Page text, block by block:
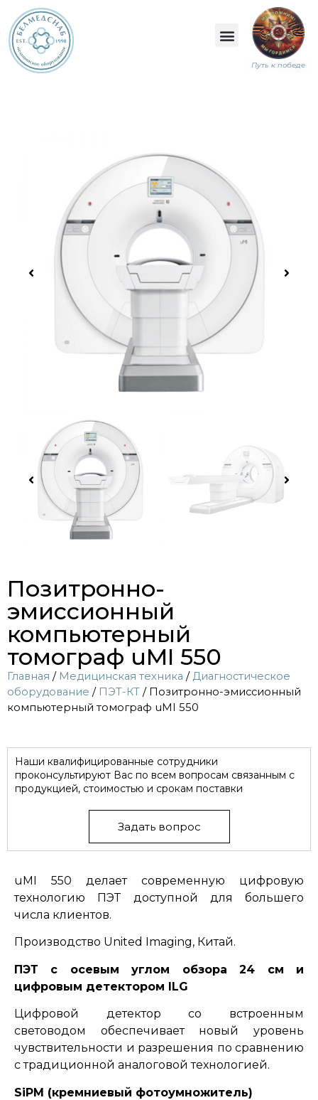
Путь к победе
Позитронно-
эмиссионный
компьютерный
томограф uMI 550
Главная / Медицинская техника / Диагностическое
оборудование / ПЭТ-КТ / Позитронно-эмиссионный
компьютерный томограф uMI 550
Наши квалифицированные сотрудники
проконсультируют Вас по всем вопросам связанным с
продукцией, стоимостью и срокам поставки
Задать вопрос
uMI 550 делает современную цифровую
технологию ПЭТ доступной для большего
числа клиентов.
Производство United Imaging, Китай.
ПЭТ с осевым углом обзора 24 см и
цифровым детектором ILG
Цифровой детектор со встроенным
световодом обеспечивает новый уровень
чувствительности и разрешения по сравнению
с традиционной аналоговой технологией.
SiPM (кремниевый фотоумножитель)